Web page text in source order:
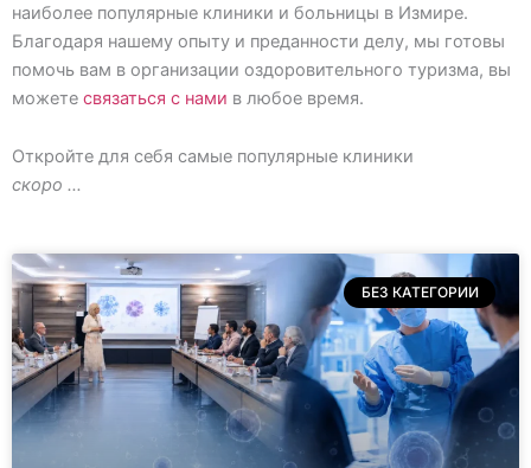
наиболее популярные клиники и больницы в Измире.
Благодаря нашему опыту и преданности делу, мы готовы
помочь вам в организации оздоровительного туризма, вы
можете связаться с нами в любое время.
Откройте для себя самые популярные клиники
скоро …
БЕЗ КАТЕГОРИИ